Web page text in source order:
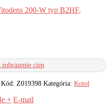
200-W typ B2HF,
cien
Kód: Z019398 Kategória: Kotol
+ E-mail